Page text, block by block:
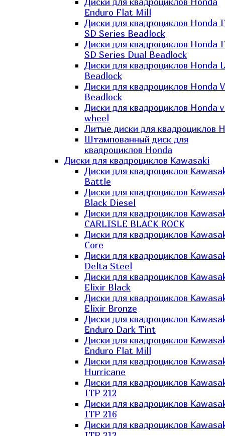
Enduro Flat Mill
Диски для квадроциклов Honda
SD Series Beadlock
Диски для квадроциклов Honda
SD Series Dual Beadlock
Диски для квадроциклов Honda
Beadlock
Диски для квадроциклов Honda
Beadlock
Диски для квадроциклов Honda
wheel
Литые диски для квадроциклов
Штампованный диск для
квадроциклов Honda
Диски для квадроциклов Kawasaki
Диски для квадроциклов
Battle
Диски для квадроциклов
Black Diesel
Диски для квадроциклов
CARLISLE BLACK ROCK
Диски для квадроциклов
Core
Диски для квадроциклов
Delta Steel
Диски для квадроциклов
Elixir Black
Диски для квадроциклов
Elixir Bronze
Диски для квадроциклов
Enduro Dark Tint
Диски для квадроциклов
Enduro Flat Mill
Диски для квадроциклов
Hurricane
Диски для квадроциклов
ITP 212
Диски для квадроциклов
ITP 216
Диски для квадроциклов